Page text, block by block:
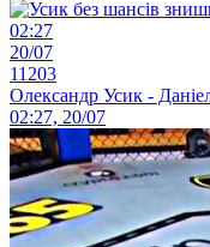
02:27
20/07
11203
Олександр Усик -
02:27, 20/07